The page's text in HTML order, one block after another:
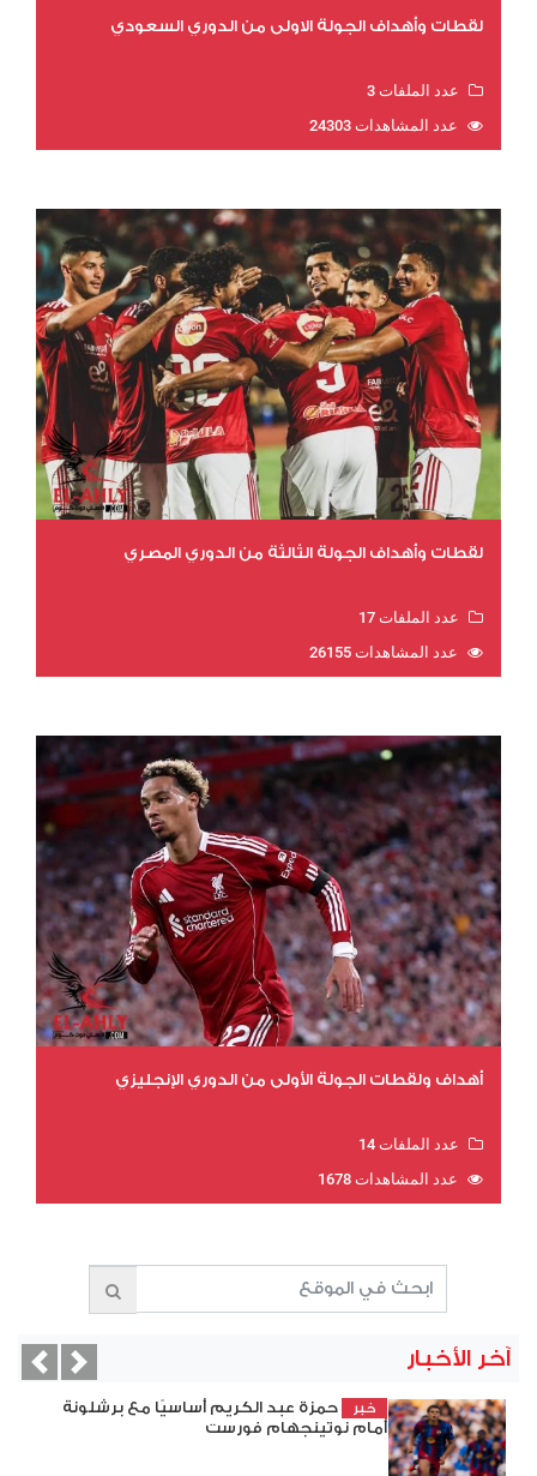
لقطات وأهداف الجولة الاولي من الدوري السعودي
عدد الملفات 3
عدد المشاهدات 24303
لقطات وأهداف الجولة الثالثة من الدوري المصري
عدد الملفات 17
عدد المشاهدات 26155
أهداف ولقطات الجولة الأولى من الدوري الإنجليزي
عدد الملفات 14
عدد المشاهدات 1678
آخر الأخبار
خبر
حمزة عبد الكريم أساسيًا مع برشلونة
أمام نوتينجهام فورست
Next